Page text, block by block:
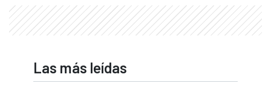
Las más leídas